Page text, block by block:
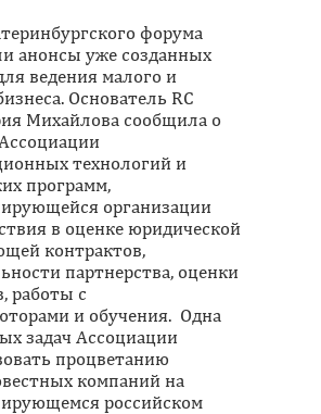
форума
анонсы уже созданных
ведения малого и
Основатель RC
Михайлова сообщила о
технологий и
программ,
организации
в оценке юридической
контрактов,
партнерства, оценки
работы с
и обучения. Одна
задач Ассоциации
процветанию
компаний на
российском